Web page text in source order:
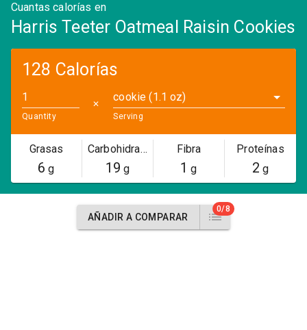
Cuantas calorías en
Harris Teeter Oatmeal Raisin Cookies
128 Calorías
Quantity
✕
cookie (1.1 oz)
Serving
Grasas
6 g
Carbohidratos
19 g
Fibra
1 g
Proteínas
2 g
AÑADIR A COMPARAR
0/8